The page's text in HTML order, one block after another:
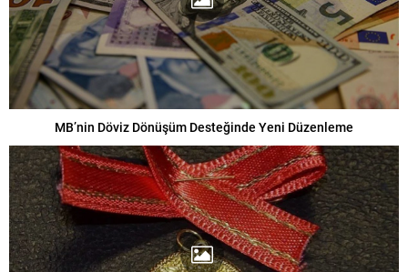
MB’nin Döviz Dönüşüm Desteğinde Yeni Düzenleme